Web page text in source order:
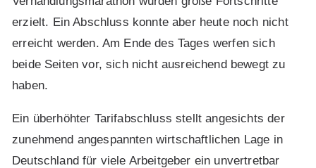
erzielt. Ein Abschluss konnte aber heute noch nicht
erreicht werden. Am Ende des Tages werfen sich
beide Seiten vor, sich nicht ausreichend bewegt zu
haben.
Ein überhöhter Tarifabschluss stellt angesichts der
zunehmend angespannten wirtschaftlichen Lage in
Deutschland für viele Arbeitgeber ein unvertretbar